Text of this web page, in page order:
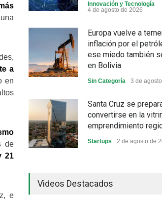
a
en
de
21
e
Innovación y Tecnología
4 de agosto de 2026
Europa vuelve a
inflación por el
ese miedo también
en Bolivia
Sin Categoría 3 de
Santa Cruz se
convertirse en la
emprendimiento
Startups 2 de agosto de
industrial y el golpe
Videos Destacados